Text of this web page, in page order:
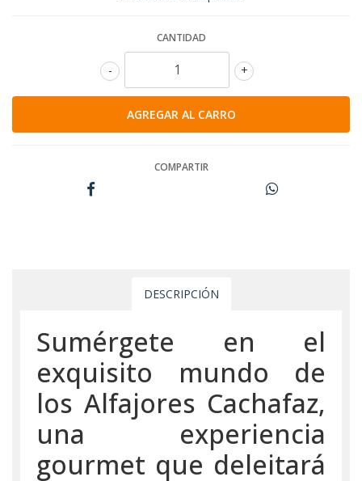
CANTIDAD
+
-
COMPARTIR
DESCRIPCIÓN
Sumérgete en el
exquisito mundo de
los Alfajores Cachafaz,
una experiencia
gourmet que deleitará